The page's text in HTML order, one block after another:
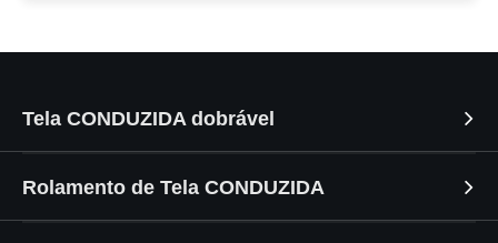
Tela CONDUZIDA dobrável
Rolamento de Tela CONDUZIDA